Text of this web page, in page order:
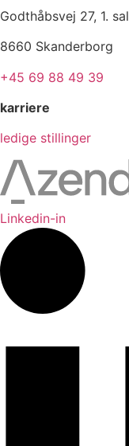
Godthåbsvej 27, 1. sal
8660 Skanderborg
+45 69 88 49 39
karriere
ledige stillinger
Linkedin-in